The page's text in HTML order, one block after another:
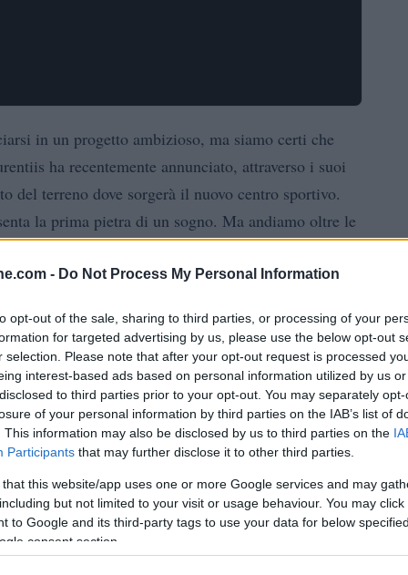
- Do Not Process My Personal Information
opt-out of the sale, sharing to third parties, or processing of your
for targeted advertising by us, please use the below opt-out
selection. Please note that after your opt-out request is processed
interest-based ads based on personal information utilized by us
to third parties prior to your opt-out. You may separately
of your personal information by third parties on the IAB’s list of
This information may also be disclosed by us to third parties on the
Participants that may further disclose it to other third parties.
that this website/app uses one or more Google services and may
but not limited to your visit or usage behaviour. You may
to Google and its third-party tags to use your data for below
consent section.
in un progetto ambizioso, ma siamo certi che
ha recentemente annunciato, attraverso i suoi
del terreno dove sorgerà il nuovo centro sportivo.
la prima pietra di un sogno. Ma andiamo oltre le
ha rivelato la firma dell’opzione, ha anche postato
simbolica, certo, ma non possiamo
sportivo non è priva di ostacoli. In un’intervista
promettendo l’inizio dei lavori per il 1°
da pronunciare, mentre i fatti richiedono tempo
per realizzare un progetto di tale portata servono
tempo.
iniziare anche prima della data indicata, ma è